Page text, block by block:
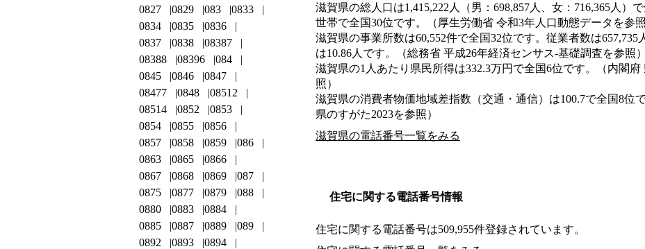
滋賀県の総人口は1,415,222人（男：698,857人、女：716,365人）
世帯で全国30位です。（厚生労働省 令和3年人口動態データを参照
滋賀県の事業所数は60,552件で全国32位です。従業者数は
は10.86人です。（総務省 平成26年経済センサス‐基礎調査を参照）
滋賀県の1人あたり県民所得は332.3万円で全国6位です。（内閣
照）
滋賀県の消費者物価地域差指数（交通・通信）は100.7で全国8位
県のすがた2023を参照）
滋賀県の電話番号一覧をみる
住宅に関する電話番号情報
住宅に関する電話番号は509,955件登録されています。
0827
0829 083
0833
0834
0835
0836
0837
0838
08387
08388
08396
084
0845
0846
0847
08477
0848
08512
08514
0852
0853
0854
0855
0856
0857
0858 0859
086
0863
0865
0866
0867
0868 0869
087
0875
0877 0879
088
0880
0883
0884
0885
0887 0889
089
0892
0893
0894